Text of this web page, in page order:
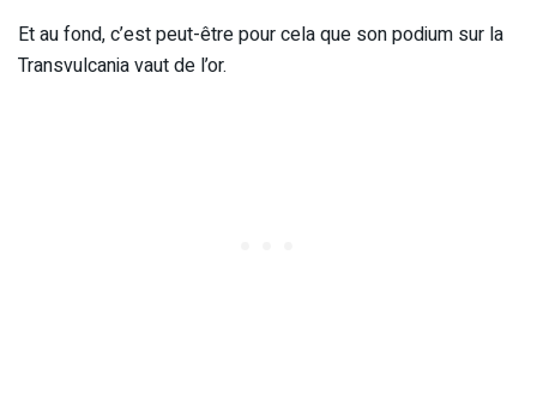
Et au fond, c’est peut-être pour cela que son podium sur la
Transvulcania vaut de l’or.